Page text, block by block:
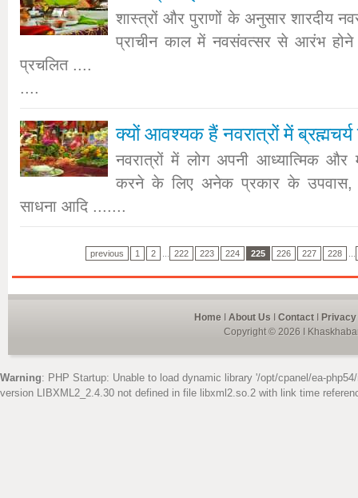
शास्त्रों और पुराणों के अनुसार शारदीय
प्राचीन काल में नवसंवत्सर से आरंभ होने
प्रचलित ....
....
क्यों आवश्यक हैं नवरात्रों में
नवरात्रों में लोग अपनी आध्यात्मिक और
करने के लिए अनेक प्रकार के
साधना आदि .......
previous 1 2 222 223 224 225 226 227 228
Home About Us Contact
Copyright © 2026 I
Warning: PHP Startup: Unable to load dynamic library '/opt/cpanel/ea-
version LIBXML2_2.4.30 not defined in file libxml2.so.2 with link time